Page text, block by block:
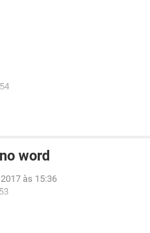
word
às 15:36